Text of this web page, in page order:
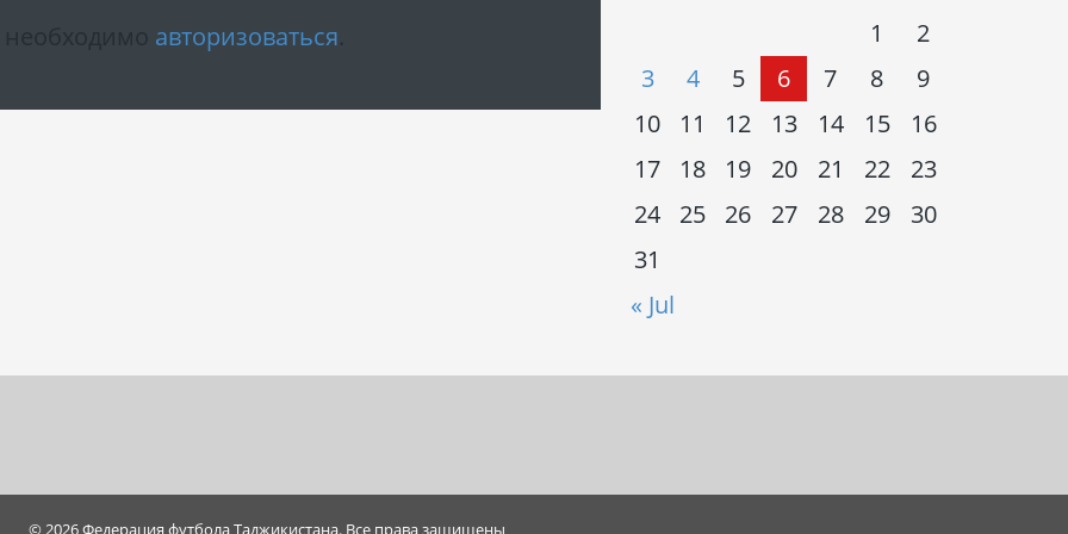
авторизоваться
« Jul
1
2
3
4 5 6 7 8
9
10
11 12 13 14 15
16
17
18 19 20 21 22
23
24
25 26 27 28 29
30
31
© 2026 Федерация футбола Таджикистана. Все права защищены